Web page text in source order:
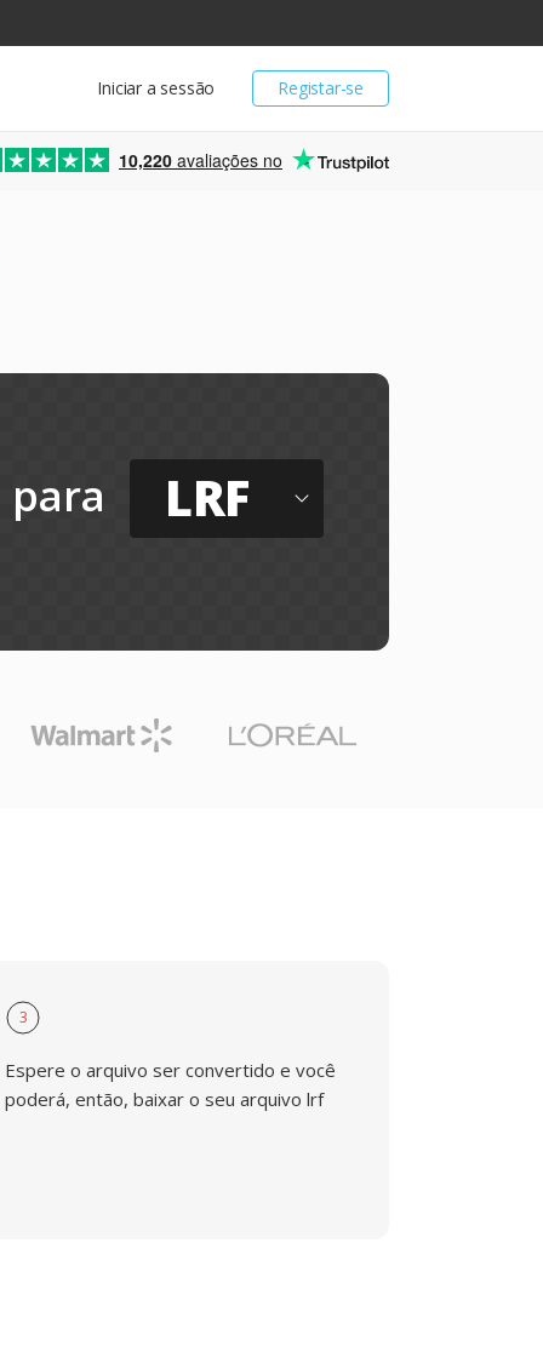
Registar-se
Iniciar a sessão
10,220 avaliações no
para LRF
3
Espere o arquivo ser convertido e você
poderá, então, baixar o seu arquivo lrf